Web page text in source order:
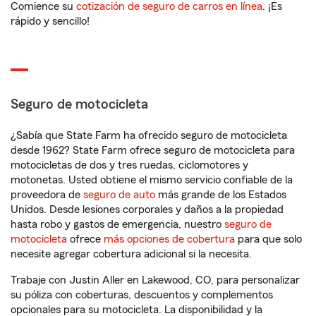
Comience su cotización de seguro de carros en línea. ¡Es
rápido y sencillo!
Seguro de motocicleta
¿Sabía que State Farm ha ofrecido seguro de motocicleta
desde 1962? State Farm ofrece seguro de motocicleta para
motocicletas de dos y tres ruedas, ciclomotores y
motonetas. Usted obtiene el mismo servicio confiable de la
proveedora de seguro de auto más grande de los Estados
Unidos. Desde lesiones corporales y daños a la propiedad
hasta robo y gastos de emergencia, nuestro seguro de
motocicleta ofrece más opciones de cobertura para que solo
necesite agregar cobertura adicional si la necesita.
Trabaje con Justin Aller en Lakewood, CO, para personalizar
su póliza con coberturas, descuentos y complementos
opcionales para su motocicleta. La disponibilidad y la